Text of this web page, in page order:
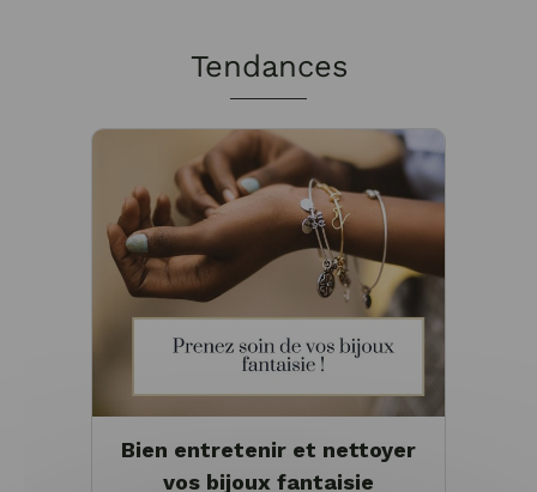
Tendances
Bien entretenir et nettoyer
vos bijoux fantaisie